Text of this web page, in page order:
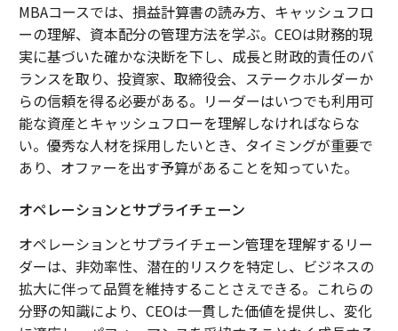
MBAコースでは、損益計算書の読み方、キャッシュフロ
ーの理解、資本配分の管理方法を学ぶ。CEOは財務的現
実に基づいた確かな決断を下し、成長と財政的責任のバ
ランスを取り、投資家、取締役会、ステークホルダーか
らの信頼を得る必要がある。リーダーはいつでも利用可
能な資産とキャッシュフローを理解しなければならな
い。優秀な人材を採用したいとき、タイミングが重要で
あり、オファーを出す予算があることを知っていた。
オペレーションとサプライチェーン
オペレーションとサプライチェーン管理を理解するリー
ダーは、非効率性、潜在的リスクを特定し、ビジネスの
拡大に伴って品質を維持することさえできる。これらの
分野の知識により、CEOは一貫した価値を提供し、変化